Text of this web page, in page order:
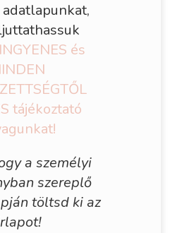
INGYENES és
tájékoztató
a személyi
szereplő
töltsd ki az